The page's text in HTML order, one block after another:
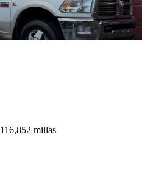
116,852 millas